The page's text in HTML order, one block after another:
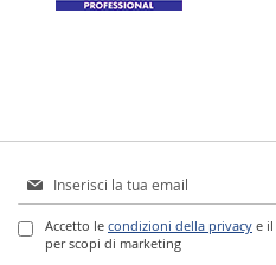
Iscriviti
alla
nostra
Newsletter:
Accetto le condizioni della privacy e
per scopi di marketing